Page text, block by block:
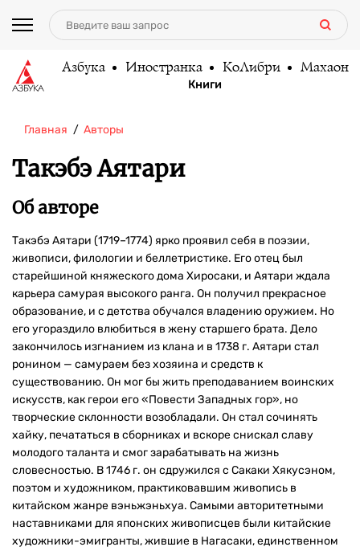
Азбука Иностранка КоЛибри Махаон
Книги
Главная Авторы
Такэбэ Аятари
Об авторе
Такэбэ Аятари (1719–1774) ярко проявил себя в поэзии,
живописи, филологии и беллетристике. Его отец был
старейшиной княжеского дома Хиросаки, и Аятари ждала
карьера самурая высокого ранга. Он получил прекрасное
образование, и с детства обучался владению оружием. Но
его угораздило влюбиться в жену старшего брата. Дело
закончилось изгнанием из клана и в 1738 г. Аятари стал
ронином — самураем без хозяина и средств к
существованию. Он мог бы жить преподаванием воинских
искусств, как герои его «Повести Западных гор», но
творческие склонности возобладали. Он стал сочинять
хайку, печататься в сборниках и вскоре снискал славу
молодого таланта и смог зарабатывать на жизнь
словесностью. В 1746 г. он сдружился с Сакаки Хякусэном,
поэтом и художником, практиковавшим живопись в
китайском жанре вэньжэньхуа. Самыми авторитетными
наставниками для японских живописцев были китайские
художники-эмигранты, жившие в Нагасаки, единственном